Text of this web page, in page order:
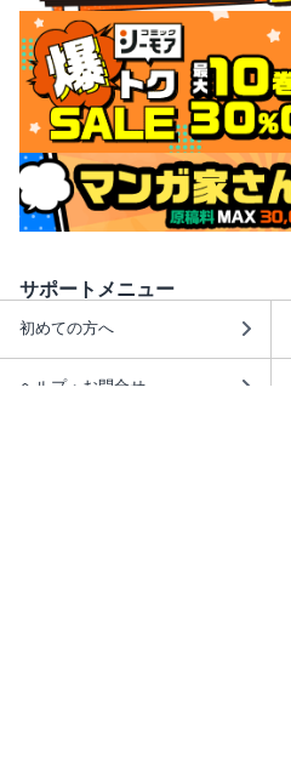
サポートメニュー
初めての方へ
ヘルプ・お問合せ